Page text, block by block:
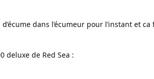
dans l’écumeur pour l’instant et
deluxe de Red Sea :